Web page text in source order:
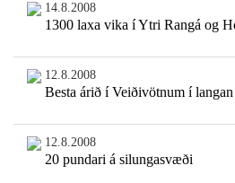
14.8.2008
1300 laxa vika í Ytri Rangá og
12.8.2008
Besta árið í Veiðivötnum í
12.8.2008
20 pundari á silungasvæði